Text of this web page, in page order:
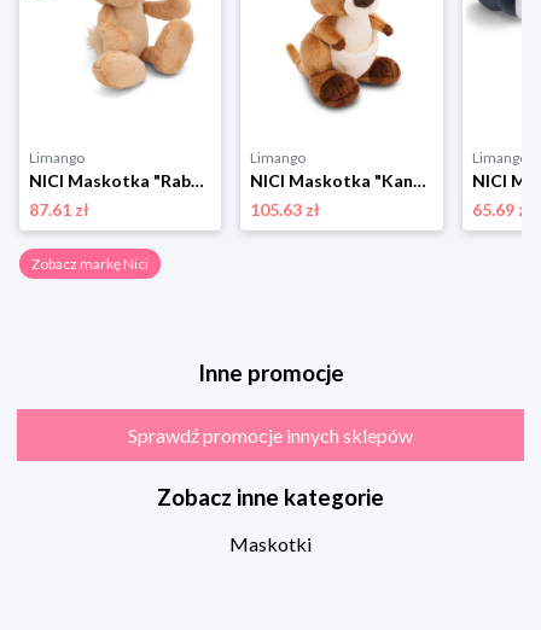
Limango
NICI Maskotka "Rabbit Ralf" - 0+ rozmiar: onesize
87.61 zł
Limango
NICI Maskotka "Kangaroo Kelly" - 0+ rozmiar: onesize
105.63 zł
Limango
65.69 zł
Zobacz markę Nici
Inne promocje
Sprawdź promocje innych sklepów
Zobacz inne kategorie
Maskotki